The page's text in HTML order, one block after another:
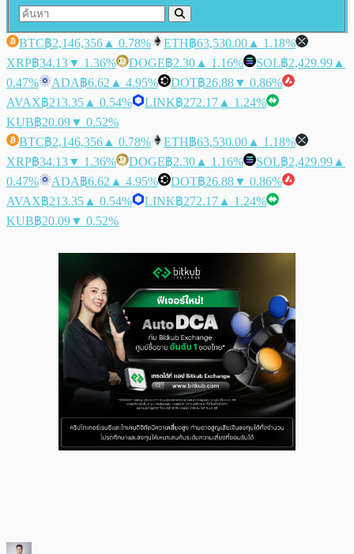
BTC฿2,146,356 ▲ 0.78% ETH฿63,530.00 ▲ 1.18%
XRP฿34.13▼ 1.36% DOGE฿2.30 ▲ 1.16% SOL฿2,429.99 ▲
0.47%
ADA฿6.62 ▲ 4.95% DOT฿26.88▼ 0.86%
AVAX฿213.35 ▲ 0.54% LINK฿272.17 ▲ 1.24%
KUB฿20.09▼ 0.52%
BTC฿2,146,356 ▲ 0.78% ETH฿63,530.00 ▲ 1.18%
XRP฿34.13▼ 1.36% DOGE฿2.30 ▲ 1.16% SOL฿2,429.99 ▲
0.47%
ADA฿6.62 ▲ 4.95% DOT฿26.88▼ 0.86%
AVAX฿213.35 ▲ 0.54% LINK฿272.17 ▲ 1.24%
KUB฿20.09▼ 0.52%